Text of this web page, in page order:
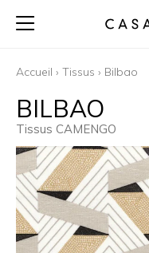
Accueil › Tissus › Bilbao
BILBAO
Tissus CAMENGO